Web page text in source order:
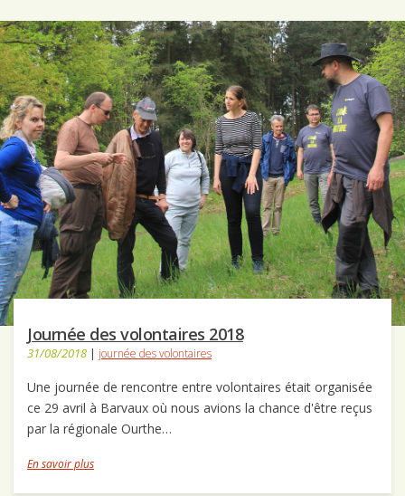
Journée des volontaires 2018
31/08/2018 | journée des volontaires
Une journée de rencontre entre volontaires était organisée
ce 29 avril à Barvaux où nous avions la chance d'être reçus
par la régionale Ourthe…
En savoir plus